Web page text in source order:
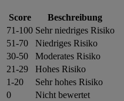
Score
Beschreibung
71-100 Sehr niedriges Risiko
51-70
Niedriges Risiko
30-50
Moderates Risiko
21-29
Hohes Risiko
1-20
Sehr hohes Risiko
0
Nicht bewertet